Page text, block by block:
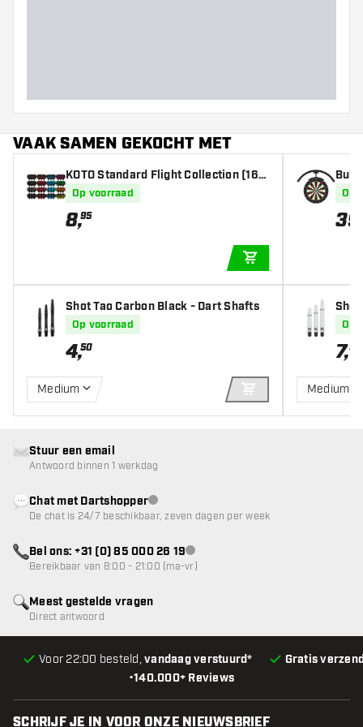
VAAK SAMEN GEKOCHT MET
KOTO Standard Flight Collection (16 s
ets) - Dart Flights
Op voorraad
8,95
Shot Tao Carbon Black - Dart Shafts
Op voorraad
4,50
Medium
IN WINKELWAGEN
gOp
39
Shot
Op
7,95
Medium
•140.000+ Reviews
Voor 22:00 besteld,vandaag verstuurd* Gratis
Meest gestelde vragen
Direct antwoord
Stuur een email
Antwoord binnen 1 werkdag
Chat met Dartshopperklantenservice niet beschikbaar
De chat is 24/7 beschikbaar, zeven dagen per week
Bel ons: +31 (0) 85 000 26 19klantenservice niet beschikbaar
Bereikbaar van 8:00 - 21:00 (ma-vr)
SCHRIJF JE IN VOOR ONZE NIEUWSBRIEF